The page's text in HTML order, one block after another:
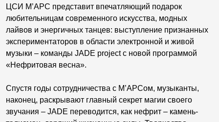
ЦСИ М’АРС представит впечатляющий подарок
любительницам современного искусства, модных
лайвов и энергичных танцев: выступление признанных
экспериментаторов в области электронной и живой
музыки – команды JADE project с новой программой
«Нефритовая весна».
Спустя годы сотрудничества с М’АРСом, музыканты,
наконец, раскрывают главный секрет магии своего
звучания – JADE переводится, как нефрит – камень-